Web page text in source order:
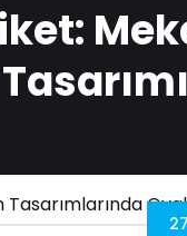
Tasarımı